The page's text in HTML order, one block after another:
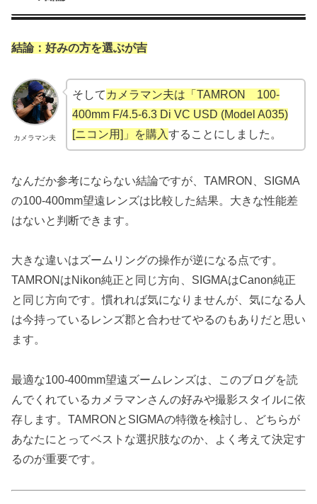
結論：好みの方を選ぶが吉
カメラマン夫
そして カメラマン夫は「TAMRON 100-
400mm F/4.5-6.3 Di VC USD (Model A035)
[ニコン用]」を購入することにしました。
なんだか参考にならない結論ですが、TAMRON、SIGMA
の100-400mm望遠レンズは比較した結果。大きな性能差
はないと判断できます。
大きな違いはズームリングの操作が逆になる点です。
TAMRONはNikon純正と同じ方向、SIGMAはCanon純正
と同じ方向です。慣れれば気になりませんが、気になる人
は今持っているレンズ郡と合わせてやるのもありだと思い
ます。
最適な100-400mm望遠ズームレンズは、このブログを読
んでくれているカメラマンさんの好みや撮影スタイルに依
存します。TAMRONとSIGMAの特徴を検討し、どちらが
あなたにとってベストな選択肢なのか、よく考えて決定す
るのが重要です。